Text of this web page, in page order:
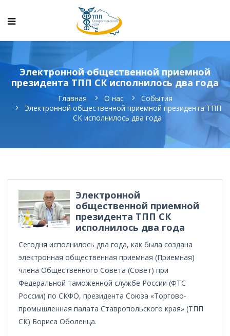
Электронной общественной приемной
президента ТПП СК исполнилось два года
Главная О нас
События
Электронной общественной приемной президента ТПП
СК исполнилось два года
Электронной
общественной приемной
президента ТПП СК
исполнилось два года
Сегодня исполнилось два года, как была создана
электронная общественная приемная (Приемная)
члена Общественного Совета (Совет) при
Федеральной таможенной службе России (ФТС
России) по СКФО, президента Союза «Торгово-
промышленная палата Ставропольского края» (ТПП
СК) Бориса Оболенца.